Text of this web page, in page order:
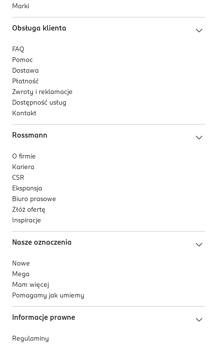
Marki
Obsługa klienta
FAQ
Pomoc
Dostawa
Płatność
Zwroty i reklamacje
Dostępność usług
Kontakt
Rossmann
O firmie
Kariera
CSR
Ekspansja
Biuro prasowe
Złóż ofertę
Inspiracje
Nasze oznaczenia
Nowe
Mega
Mam więcej
Pomagamy jak umiemy
Informacje prawne
Regulaminy